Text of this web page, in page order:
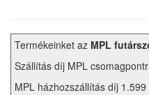
Termékeinket az MPL
Szállítás díj MPL
MPL házhozszállítás díj 1.599